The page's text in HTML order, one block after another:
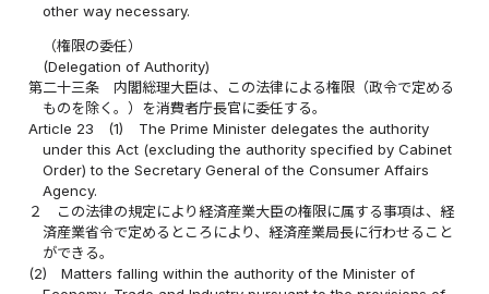
other way necessary.
（権限の委任）
(Delegation of Authority)
第二十三条
内閣総理大臣は、この法律による権限（政令で定める
ものを除く。）を消費者庁長官に委任する。
Article 23
(1)
The Prime Minister delegates the authority
under this Act (excluding the authority specified by Cabinet
Order) to the Secretary General of the Consumer Affairs
Agency.
２
この法律の規定により経済産業大臣の権限に属する事項は、経
済産業省令で定めるところにより、経済産業局長に行わせること
ができる。
(2)
Matters falling within the authority of the Minister of